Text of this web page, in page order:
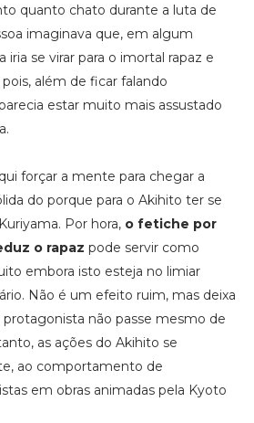
quanto chato durante a luta de
imaginava que, em algum
se virar para o imortal rapaz e
além de ficar falando
estar muito mais assustado
forçar a mente para chegar a
do porque para o Akihito ter se
Por hora, o fetiche por
o rapaz pode servir como
embora isto esteja no limiar
Não é um efeito ruim, mas deixa
não passe mesmo de
as ações do Akihito se
ao comportamento de
em obras animadas pela Kyoto